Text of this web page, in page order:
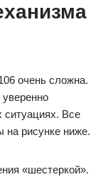
очень сложна.
ситуациях. Все
на рисунке ниже.
«шестеркой».